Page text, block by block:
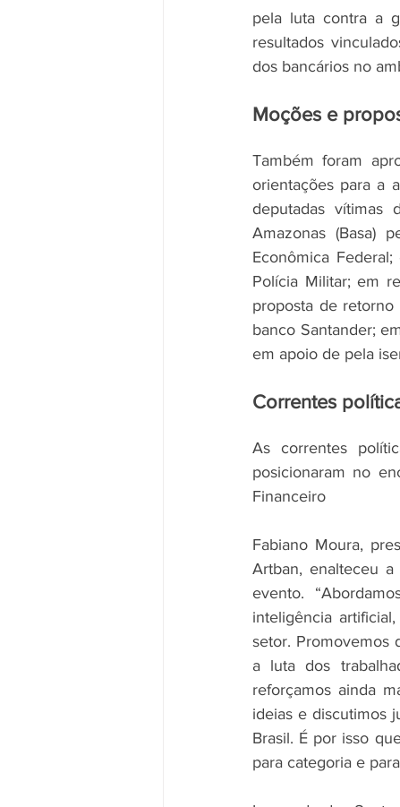
pela luta contra a
resultados
dos bancários no
Moções e
Também foram
orientações para a
deputadas
Amazonas (Basa)
Econômica
Polícia Militar; em
proposta de retorno
banco Santander;
em apoio de pela
Correntes
As correntes
posicionaram no
Financeiro
Fabiano Moura,
Artban, enalteceu
evento.
inteligência
setor. Promovemos
a luta dos
reforçamos ainda
ideias e discutimos
Brasil. É por isso
para categoria e